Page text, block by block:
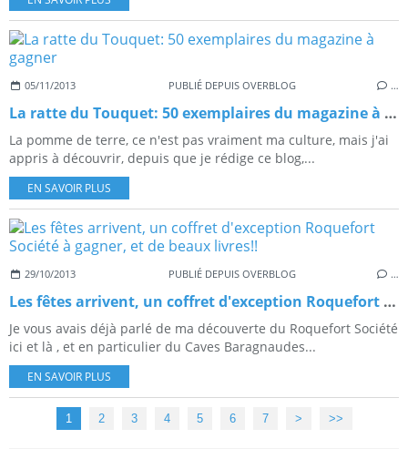
05/11/2013 PUBLIÉ DEPUIS OVERBLOG …
La ratte du Touquet: 50 exemplaires du magazine à gagner
La pomme de terre, ce n'est pas vraiment ma culture, mais j'ai
appris à découvrir, depuis que je rédige ce blog,...
EN SAVOIR PLUS
29/10/2013 PUBLIÉ DEPUIS OVERBLOG …
Les fêtes arrivent, un coffret d'exception Roquefort Société à gagner, et de beaux livres!!
Je vous avais déjà parlé de ma découverte du Roquefort Société
ici et là , et en particulier du Caves Baragnaudes...
EN SAVOIR PLUS
1 2 3 4 5 6 7 > >>